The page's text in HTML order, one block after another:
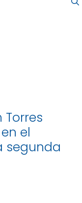
Torres
el
segunda